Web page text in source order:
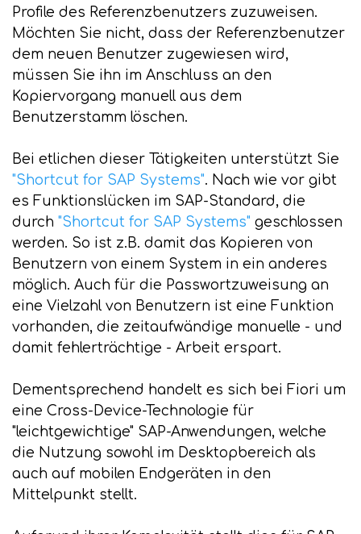
Profile des Referenzbenutzers zuzuweisen.
Möchten Sie nicht, dass der Referenzbenutzer
dem neuen Benutzer zugewiesen wird,
müssen Sie ihn im Anschluss an den
Kopiervorgang manuell aus dem
Benutzerstamm löschen.
Bei etlichen dieser Tätigkeiten unterstützt Sie
"Shortcut for SAP Systems". Nach wie vor gibt
es Funktionslücken im SAP-Standard, die
durch "Shortcut for SAP Systems" geschlossen
werden. So ist z.B. damit das Kopieren von
Benutzern von einem System in ein anderes
möglich. Auch für die Passwortzuweisung an
eine Vielzahl von Benutzern ist eine Funktion
vorhanden, die zeitaufwändige manuelle - und
damit fehlerträchtige - Arbeit erspart.
Dementsprechend handelt es sich bei Fiori um
eine Cross-Device-Technologie für
"leichtgewichtige" SAP-Anwendungen, welche
die Nutzung sowohl im Desktopbereich als
auch auf mobilen Endgeräten in den
Mittelpunkt stellt.